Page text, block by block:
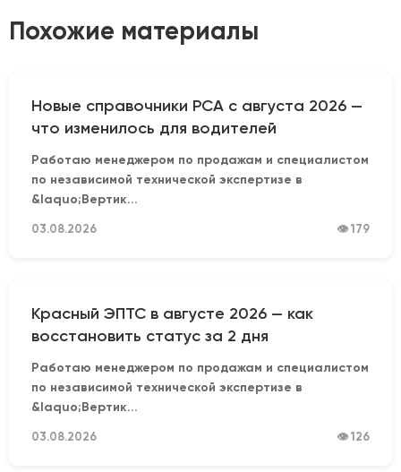
Похожие материалы
Новые справочники РСА с августа 2026 —
что изменилось для водителей
Работаю менеджером по продажам и специалистом
по независимой технической экспертизе в
&laquo;Вертик...
03.08.2026 👁 179
Красный ЭПТС в августе 2026 — как
восстановить статус за 2 дня
Работаю менеджером по продажам и специалистом
по независимой технической экспертизе в
&laquo;Вертик...
03.08.2026 👁 126